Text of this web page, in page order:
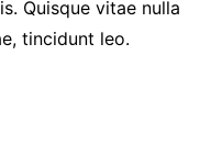
Quisque vitae nulla
tincidunt leo.